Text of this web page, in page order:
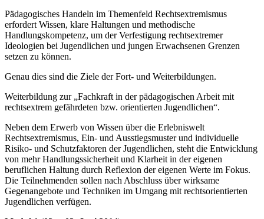
Pädagogisches Handeln im Themenfeld Rechtsextremismus
erfordert Wissen, klare Haltungen und methodische
Handlungskompetenz, um der Verfestigung rechtsextremer
Ideologien bei Jugendlichen und jungen Erwachsenen Grenzen
setzen zu können.
Genau dies sind die Ziele der Fort- und Weiterbildungen.
Weiterbildung zur „Fachkraft in der pädagogischen Arbeit mit
rechtsextrem gefährdeten bzw. orientierten Jugendlichen“.
Neben dem Erwerb von Wissen über die Erlebniswelt
Rechtsextremismus, Ein- und Ausstiegsmuster und individuelle
Risiko- und Schutzfaktoren der Jugendlichen, steht die Entwicklung
von mehr Handlungssicherheit und Klarheit in der eigenen
beruflichen Haltung durch Reflexion der eigenen Werte im Fokus.
Die Teilnehmenden sollen nach Abschluss über wirksame
Gegenangebote und Techniken im Umgang mit rechtsorientierten
Jugendlichen verfügen.